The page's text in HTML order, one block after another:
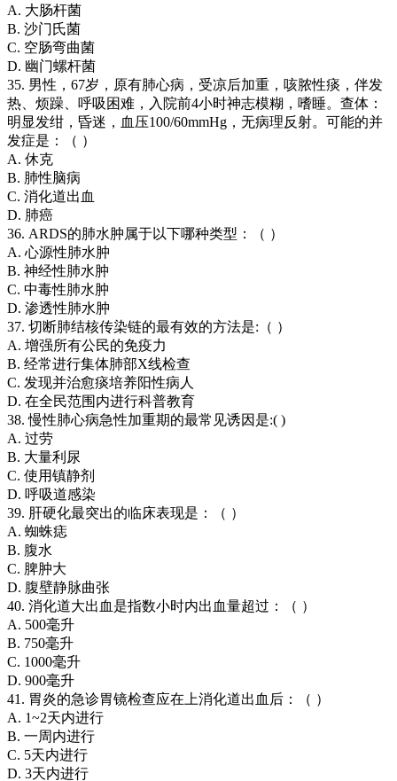
A. 大肠杆菌
B. 沙门氏菌
C. 空肠弯曲菌
D. 幽门螺杆菌
35. 男性，67岁，原有肺心病，受凉后加重，咳脓性痰，伴发
热、烦躁、呼吸困难，入院前4小时神志模糊，嗜睡。查体：
明显发绀，昏迷，血压100/60mmHg，无病理反射。可能的并
发症是：（ ）
A. 休克
B. 肺性脑病
C. 消化道出血
D. 肺癌
36. ARDS的肺水肿属于以下哪种类型：（ ）
A. 心源性肺水肿
B. 神经性肺水肿
C. 中毒性肺水肿
D. 渗透性肺水肿
37. 切断肺结核传染链的最有效的方法是:（ ）
A. 增强所有公民的免疫力
B. 经常进行集体肺部X线检查
C. 发现并治愈痰培养阳性病人
D. 在全民范围内进行科普教育
38. 慢性肺心病急性加重期的最常见诱因是:( )
A. 过劳
B. 大量利尿
C. 使用镇静剂
D. 呼吸道感染
39. 肝硬化最突出的临床表现是：（ ）
A. 蜘蛛痣
B. 腹水
C. 脾肿大
D. 腹壁静脉曲张
40. 消化道大出血是指数小时内出血量超过：（ ）
A. 500毫升
B. 750毫升
C. 1000毫升
D. 900毫升
41. 胃炎的急诊胃镜检查应在上消化道出血后：（ ）
A. 1~2天内进行
B. 一周内进行
C. 5天内进行
D. 3天内进行